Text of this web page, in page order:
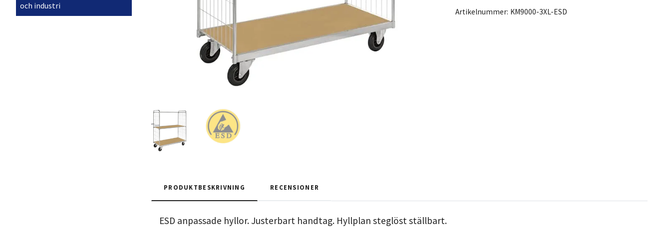
och industri
Artikelnummer: KM9000-3XL-ESD
PRODUKTBESKRIVNING RECENSIONER
ESD anpassade hyllor. Justerbart handtag. Hyllplan steglöst ställbart.